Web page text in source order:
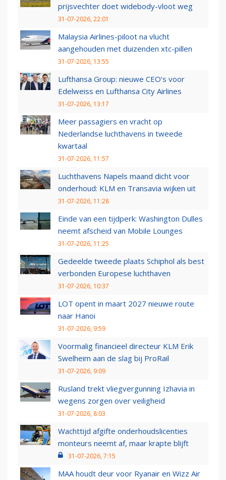
prijsvechter doet widebody-vloot weg
31-07-2026, 22:01
Malaysia Airlines-piloot na vlucht
aangehouden met duizenden xtc-pillen
31-07-2026, 13:55
Lufthansa Group: nieuwe CEO’s voor
Edelweiss en Lufthansa City Airlines
31-07-2026, 13:17
Meer passagiers en vracht op
Nederlandse luchthavens in tweede
kwartaal
31-07-2026, 11:57
Luchthavens Napels maand dicht voor
onderhoud: KLM en Transavia wijken uit
31-07-2026, 11:28
Einde van een tijdperk: Washington Dulles
neemt afscheid van Mobile Lounges
31-07-2026, 11:25
Gedeelde tweede plaats Schiphol als best
verbonden Europese luchthaven
31-07-2026, 10:37
LOT opent in maart 2027 nieuwe route
naar Hanoi
31-07-2026, 9:59
Voormalig financieel directeur KLM Erik
Swelheim aan de slag bij ProRail
31-07-2026, 9:09
Rusland trekt vliegvergunning Izhavia in
wegens zorgen over veiligheid
31-07-2026, 8:03
Wachttijd afgifte onderhoudslicenties
monteurs neemt af, maar krapte blijft
31-07-2026, 7:15
MAA houdt deur voor Ryanair en Wizz Air